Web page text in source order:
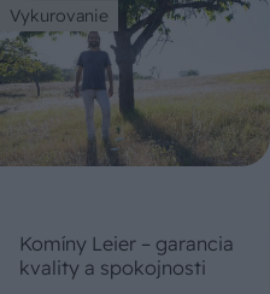
Vykurovanie
Komíny Leier – garancia
kvality a spokojnosti